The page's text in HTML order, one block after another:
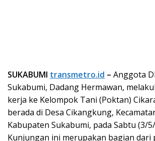
SUKABUMI transmetro.id – Anggota
Sukabumi, Dadang Hermawan,
kerja ke Kelompok Tani (Poktan)
berada di Desa Cikangkung,
Kabupaten Sukabumi, pada Sabtu (3/
Kunjungan ini merupakan bagian dari